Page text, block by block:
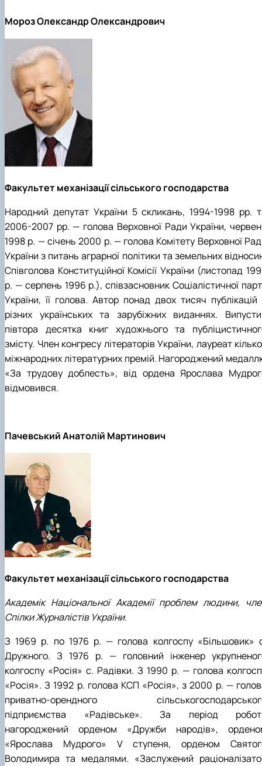
Мороз Олександр Олександрович
Факультет механізації сільського господарства
Народний депутат України 5 скликань, 1994-1998 рр.
2006-2007 рр. — голова Верховної Ради України,
1998 р. — січень 2000 р. — голова Комітету Верховної
України з питань аграрної політики та земельних
Співголова Конституційної Комісії України (листопад
р. — серпень 1996 р.), співзасновник Соціалістичної
України, її голова. Автор понад двох тисяч публікацій
різних українських та зарубіжних виданнях.
півтора десятка книг художнього та
змісту. Член конгресу літераторів України, лауреат
міжнародних літературних премій. Нагороджений
«За трудову доблесть», від ордена Ярослава
відмовився.
Пачевський Анатолій Мартинович
Факультет механізації сільського господарства
Академік Національної Академії проблем людини,
Спілки Журналістів України.
З 1969 р. по 1976 р. — голова колгоспу «Більшовик»
Дружного. З 1976 р. — головний інженер
колгоспу «Росія» с. Радівки. З 1990 р. — голова
«Росія». З 1992 р. голова КСП «Росія», з 2000 р. —
приватно-орендного
підприємства «Радівське». За період
нагороджений орденом «Дружби народів»,
«Ярослава Мудрого» V ступеня, орденом
Володимира та медалями. «Заслужений